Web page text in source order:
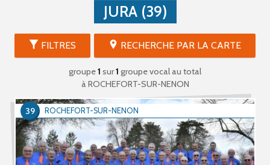
JURA (39)
FILTRES RECHERCHE PAR LA CARTE
groupe1 sur1 groupe vocal au total
à ROCHEFORT-SUR-NENON
ROCHEFORT-SUR-NENON
39